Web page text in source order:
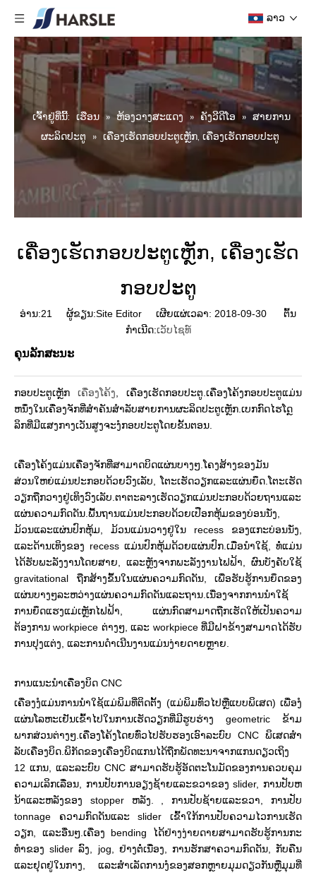
ລາວ
ເຈົ້າ​ຢູ່​ທີ່​ນີ້: ເຮືອນ » ຫ້ອງວາງສະແດງ » ຄັງວີດີໂອ » ສາຍການ
ຜະລິດປະຕູ » ເຄື່ອງເຮັດກອບປະຕູເຫຼັກ, ເຄື່ອງເຮັດກອບປະຕູ
ເຄື່ອງເຮັດກອບປະຕູເຫຼັກ, ເຄື່ອງເຮັດ
ກອບປະຕູ
ອ່ານ:21
ຜູ້ຂຽນ:Site Editor ເຜີຍແຜ່ເວລາ: 2018-09-30 ຕົ້ນ
ກໍາເນີດ:ເວັບໄຊທ໌
ຄຸນ​ລັກ​ສະ​ນະ
ກອບປະຕູເຫຼັກ ເຄື່ອງໂຄ້ງ , ເຄື່ອງເຮັດກອບປະຕູ.ເຄື່ອງໂຄ້ງກອບປະຕູແມ່ນ
ຫນຶ່ງໃນເຄື່ອງຈັກທີ່ສໍາຄັນສໍາລັບສາຍການຜະລິດປະຕູເຫຼັກ.ເບກກົດໄຮໂດຼ
ລິກທີ່ມີແສງກາງເວັນສູງຈະງໍກອບປະຕູໂດຍຂັ້ນຕອນ.
ເຄື່ອງໂຄ້ງແມ່ນເຄື່ອງຈັກທີ່ສາມາດບິດແຜ່ນບາງໆ.ໂຄງສ້າງຂອງມັນ
ສ່ວນໃຫຍ່ແມ່ນປະກອບດ້ວຍວົງເລັບ, ໂຕະເຮັດວຽກແລະແຜ່ນຍຶດ.ໂຕະເຮັດ
ວຽກຖືກວາງຢູ່ເທິງວົງເລັບ.ຕາຕະລາງເຮັດວຽກແມ່ນປະກອບດ້ວຍຖານແລະ
ແຜ່ນຄວາມກົດດັນ.ພື້ນຖານແມ່ນປະກອບດ້ວຍເປືອກຫຸ້ມຂອງບ່ອນນັ່ງ,
ມ້ວນແລະແຜ່ນປົກຫຸ້ມ, ມ້ວນແມ່ນວາງຢູ່ໃນ recess ຂອງແກະບ່ອນນັ່ງ,
ແລະດ້ານເທິງຂອງ recess ແມ່ນປົກຫຸ້ມດ້ວຍແຜ່ນປົກ.ເມື່ອນໍາໃຊ້, ທໍ່ແມ່ນ
ໄດ້ຮັບພະລັງງານໂດຍສາຍ, ແລະຫຼັງຈາກພະລັງງານໄຟຟ້າ, ຜົນບັງຄັບໃຊ້
gravitational ຖືກສ້າງຂຶ້ນໃນແຜ່ນຄວາມກົດດັນ, ເພື່ອຮັບຮູ້ການຍຶດຂອງ
ແຜ່ນບາງໆລະຫວ່າງແຜ່ນຄວາມກົດດັນແລະຖານ.ເນື່ອງຈາກການນໍາໃຊ້
ການຍຶດແຮງແມ່ເຫຼັກໄຟຟ້າ, ແຜ່ນກົດສາມາດຖືກເຮັດໃຫ້ເປັນຄວາມ
ຕ້ອງການ workpiece ຕ່າງໆ, ແລະ workpiece ທີ່ມີຝາຂ້າງສາມາດໄດ້ຮັບ
ການປຸງແຕ່ງ, ແລະການດໍາເນີນງານແມ່ນງ່າຍດາຍຫຼາຍ.
ການແນະນໍາເຄື່ອງບິດ CNC
ເຄື່ອງ​ງໍ​ແມ່ນ​ການ​ນໍາ​ໃຊ້​ແມ່​ພິມ​ທີ່​ຕິດ​ຕັ້ງ (ແມ່​ພິມ​ທົ່ວ​ໄປ​ຫຼື​ແບບ​ພິ​ເສດ​) ເພື່ອ​ງໍ​
ແຜ່ນ​ໂລ​ຫະ​ເຢັນ​ເຂົ້າ​ໄປ​ໃນ​ການ​ເຮັດ​ວຽກ​ທີ່​ມີ​ຮູບ​ຮ່າງ geometric ຂ້າມ​
ພາກ​ສ່ວນ​ຕ່າງໆ​.ເຄື່ອງໂຄ້ງໂດຍທົ່ວໄປຮັບຮອງເອົາລະບົບ CNC ພິເສດສໍາ
ລັບເຄື່ອງບິດ.ພິກັດຂອງເຄື່ອງບິດແກນໄດ້ຖືກພັດທະນາຈາກແກນດຽວເຖິງ
12 ແກນ, ແລະລະບົບ CNC ສາມາດຮັບຮູ້ອັດຕະໂນມັດຂອງການຄວບຄຸມ
ຄວາມເລິກເລື່ອນ, ການປັບການອຽງຊ້າຍແລະຂວາຂອງ slider, ການປັບຫ
ນ້າແລະຫລັງຂອງ stopper ຫລັງ. , ການ​ປັບ​ຊ້າຍ​ແລະ​ຂວາ​, ການ​ປັບ
tonnage ຄວາມ​ກົດ​ດັນ​ແລະ slider ເຂົ້າ​ໃກ້​ການ​ປັບ​ຄວາມ​ໄວ​ການ​ເຮັດ​
ວຽກ​, ແລະ​ອື່ນໆ​.ເຄື່ອງ bending ໄດ້ຢ່າງງ່າຍດາຍສາມາດຮັບຮູ້ການກະ
ທໍາຂອງ slider ລົງ, jog, ຢ່າງຕໍ່ເນື່ອງ, ການຮັກສາຄວາມກົດດັນ, ກັບຄືນ
ແລະຢຸດຢູ່ໃນກາງ, ແລະສໍາເລັດການງໍຂອງສອກຫຼາຍມຸມດຽວກັນຫຼືມຸມທີ່